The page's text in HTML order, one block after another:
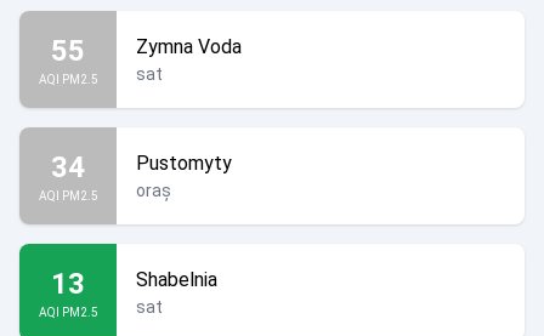
55
AQI PM2.5
Zymna Voda
sat
34
AQI PM2.5
Pustomyty
oraș
13
AQI PM2.5
Shabelnia
sat